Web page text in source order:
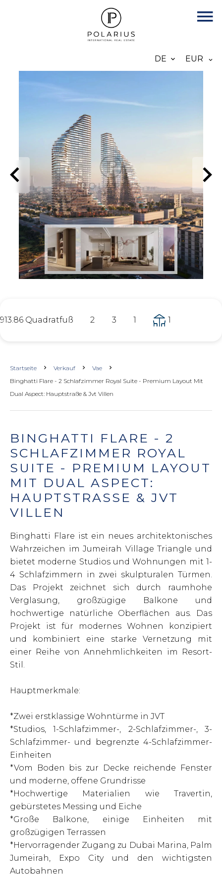
DE EUR
913.86 Quadratfuß 2 3 1 1
Startseite Verkauf
Vae
Binghatti Flare - 2 Schlafzimmer Royal Suite - Premium Layout Mit
Dual Aspect: Hauptstraße & Jvt Villen
BINGHATTI FLARE - 2
SCHLAFZIMMER ROYAL
SUITE - PREMIUM LAYOUT
MIT DUAL ASPECT:
HAUPTSTRASSE & JVT V
ILLEN
Binghatti Flare ist ein neues architektonisches
Wahrzeichen im Jumeirah Village Triangle und
bietet moderne Studios und Wohnungen mit 1-
4 Schlafzimmern in zwei skulpturalen Türmen.
Das Projekt zeichnet sich durch raumhohe
Verglasung, großzügige Balkone und
hochwertige natürliche Oberflächen aus. Das
Projekt ist für modernes Wohnen konzipiert
und kombiniert eine starke Vernetzung mit
einer Reihe von Annehmlichkeiten im Resort-
Stil.
Hauptmerkmale:
*Zwei erstklassige Wohntürme in JVT
*Studios, 1-Schlafzimmer-, 2-Schlafzimmer-, 3-
Schlafzimmer- und begrenzte 4-Schlafzimmer-
Einheiten
*Vom Boden bis zur Decke reichende Fenster
und moderne, offene Grundrisse
*Hochwertige Materialien wie Travertin,
gebürstetes Messing und Eiche
*Große Balkone, einige Einheiten mit
großzügigen Terrassen
*Hervorragender Zugang zu Dubai Marina, Palm
Jumeirah, Expo City und den wichtigsten
Autobahnen